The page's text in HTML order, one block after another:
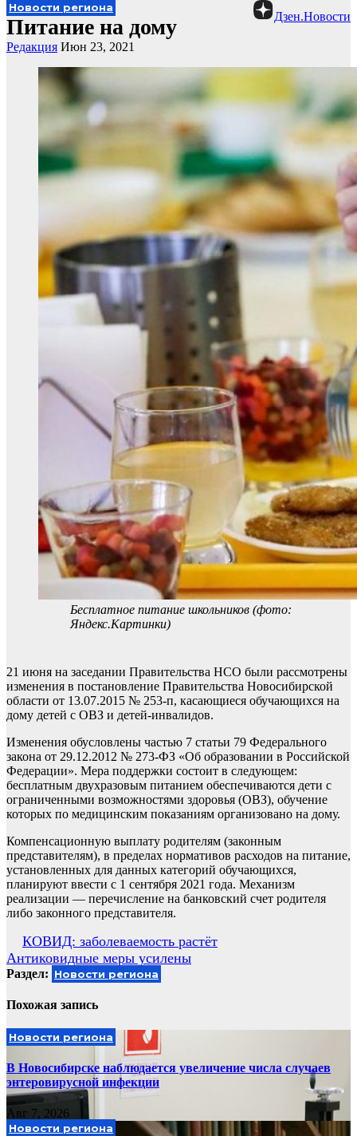
Дзен.Новости
Новости региона
Питание на дому
Редакция Июн 23, 2021
Бесплатное питание школьников (фото:
Яндекс.Картинки)
21 июня на заседании Правительства НСО были рассмотрены
изменения в постановление Правительства Новосибирской
области от 13.07.2015 № 253-п, касающиеся обучающихся на
дому детей с ОВЗ и детей-инвалидов.
Изменения обусловлены частью 7 статьи 79 Федерального
закона от 29.12.2012 № 273-ФЗ «Об образовании в Российской
Федерации». Мера поддержки состоит в следующем:
бесплатным двухразовым питанием обеспечиваются дети с
ограниченными возможностями здоровья (ОВЗ), обучение
которых по медицинским показаниям организовано на дому.
Компенсационную выплату родителям (законным
представителям), в пределах нормативов расходов на питание,
установленных для данных категорий обучающихся,
планируют ввести с 1 сентября 2021 года. Механизм
реализации — перечисление на банковский счет родителя
либо законного представителя.
Навигация
по
записям
КОВИД: заболеваемость растёт
Антиковидные меры усилены
Раздел: Новости региона
Похожая запись
Новости региона
В Новосибирске наблюдается увеличение числа случаев
энтеровирусной инфекции
Авг 7, 2026
Новости региона